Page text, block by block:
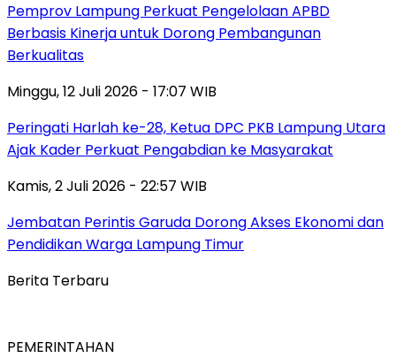
Pemprov Lampung Perkuat Pengelolaan APBD
Berbasis Kinerja untuk Dorong Pembangunan
Berkualitas
Minggu, 12 Juli 2026 - 17:07 WIB
Peringati Harlah ke-28, Ketua DPC PKB Lampung Utara
Ajak Kader Perkuat Pengabdian ke Masyarakat
Kamis, 2 Juli 2026 - 22:57 WIB
Jembatan Perintis Garuda Dorong Akses Ekonomi dan
Pendidikan Warga Lampung Timur
Berita Terbaru
PEMERINTAHAN